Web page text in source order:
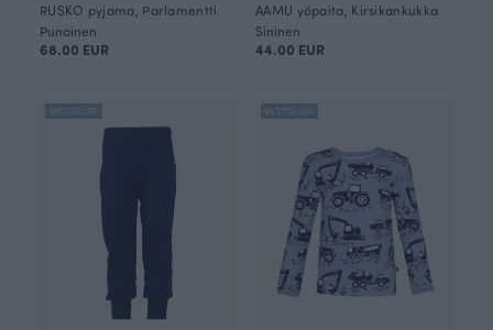
RUSKO pyjama, Parlamentti
Punainen
68.00 EUR
AAMU yöpaita, Kirsikankukka
Sininen
44.00 EUR
BESTSELLER BESTSELLER